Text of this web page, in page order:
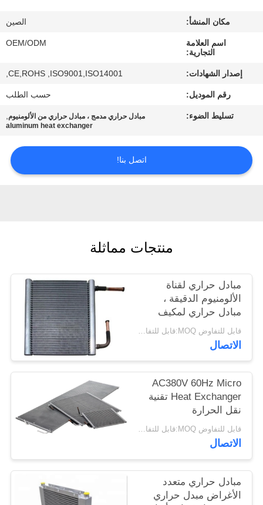
مراقبة
الجودة
أخبار
حالات
PRIVACY
POLICY
مكان المنشأ: الصين
اسم العلامة
التجارية:
OEM/ODM
إصدار الشهادات: CE,ROHS ,ISO9001,ISO14001,
رقم الموديل: حسب الطلب
تسليط الضوء: مبادل حراري مدمج ، مبادل حراري من الألومنيوم,
aluminum heat exchanger
اتصل بنا!
منتجات مماثلة
مبادل حراري لقناة
الألومنيوم الدقيقة ،
مبادل حراري لمكيف
الهواء
قابل للتفاوض MOQ:قابل للتفاوض
الاتصال
AC380V 60Hz Micro
Heat Exchanger تقنية
نقل الحرارة
قابل للتفاوض MOQ:قابل للتفاوض
الاتصال
مبادل حراري متعدد
الأغراض مبدل حراري